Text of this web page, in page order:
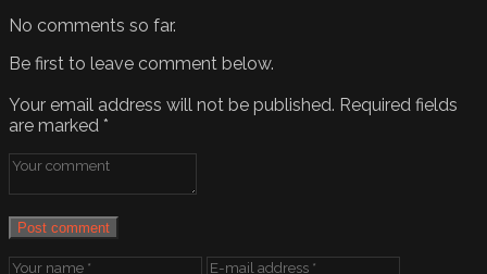
No comments so far.
Be first to leave comment below.
Your email address will not be published. Required fields
are marked *
Post comment